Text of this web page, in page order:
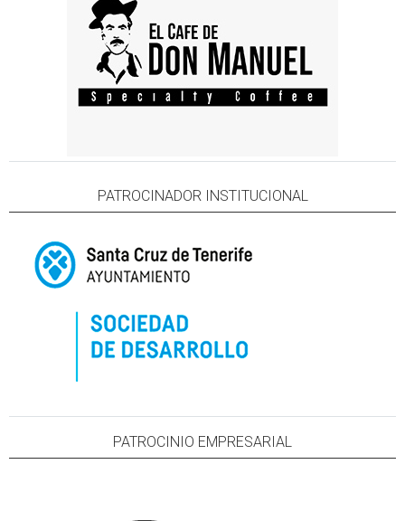
PATROCINADOR INSTITUCIONAL
PATROCINIO EMPRESARIAL